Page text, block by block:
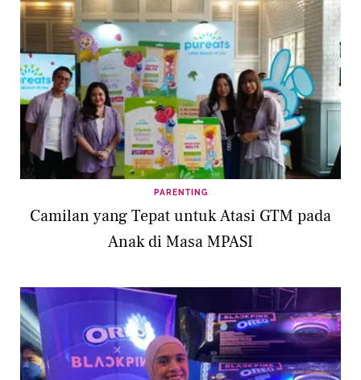
PARENTING
Camilan yang Tepat untuk Atasi GTM pada
Anak di Masa MPASI